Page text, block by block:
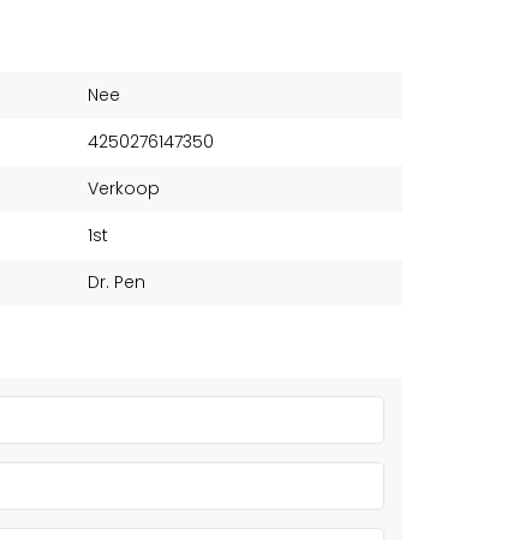
Nee
4250276147350
Verkoop
1st
Dr. Pen